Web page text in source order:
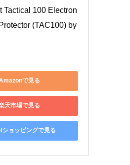
Tactical 100 Electron
(TAC100) by
で見る
天市場で見る
ショッピングで見る